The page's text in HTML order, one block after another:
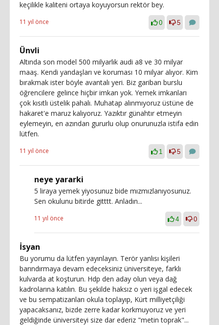
keçilikle kaliteni ortaya koyuyorsun rektör bey.
11 yıl önce 0 5
Ünvli
Altında son model 500 milyarlık audi a8 ve 30 milyar
maaş. Kendi yandaşları ve koruması 10 milyar alıyor. Kim
bırakmak ister böyle avantalı yeri. Biz gariban burslu
öğrencilere gelince hiçbir imkan yok. Yemek imkanları
çok kısıtlı üstelik pahalı. Muhatap alınmıyoruz üstüne de
hakaret'e maruz kalıyoruz. Yazıktır günahtır etmeyin
eylemeyin, en azından gururlu olup onurunuzla istifa edin
lütfen.
11 yıl önce 1 5
neye yararki
5 liraya yemek yiyosunuz bide mızmızlanıyosunuz.
Sen okulunu bitirde gitttt. Anladın...
11 yıl önce 4 0
İsyan
Bu yorumu da lütfen yayınlayın. Terör yanlısı kişileri
barındırmaya devam edeceksiniz üniversiteye, farklı
kulvarda at koşturun. Hdp den aday olun veya dağ
kadrolarına katılın. Bu şekilde haksız o yeri işgal edecek
ve bu sempatizanları okula toplayıp, Kürt milliyetçiliği
yapacaksanız, bizde zerre kadar korkmuyoruz ve yeri
geldiğinde üniversiteyi size dar ederiz "metin toprak"...